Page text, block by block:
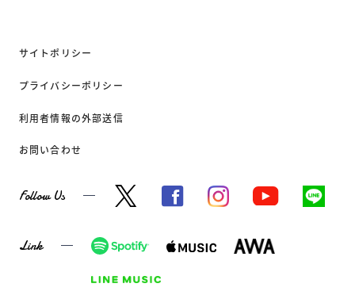
サイトポリシー
プライバシーポリシー
利用者情報の外部送信
お問い合わせ
Follow Us
Link